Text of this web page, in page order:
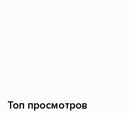
Топ просмотров